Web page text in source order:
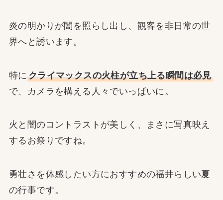
炎の明かりが闇を照らし出し、観客を非日常の世
界へと誘います。
特に クライマックスの火柱が立ち上る瞬間は必見
で、カメラを構える人々でいっぱいに。
火と闇のコントラストが美しく、まさに写真映え
するお祭りですね。
勇壮さを体感したい方におすすめの福井らしい夏
の行事です。